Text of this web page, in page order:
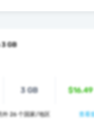
GB
3 GB $16.49
🇻🇨 及另外 26 个国家/地区 查看